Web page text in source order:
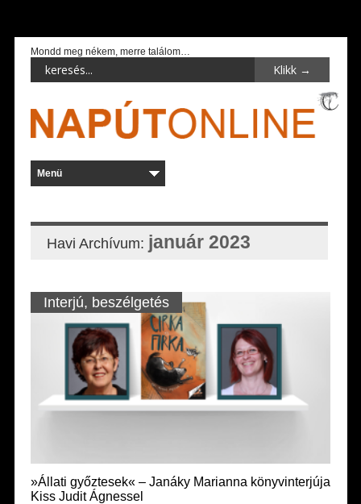
Mondd meg nékem, merre találom…
Havi Archívum: január 2023
Interjú, beszélgetés
»Állati győztesek« – Janáky Marianna könyvinterjúja
Kiss Judit Ágnessel